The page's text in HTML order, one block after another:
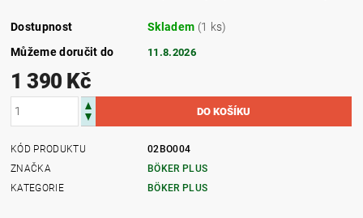
Dostupnost Skladem (1 ks)
Můžeme doručit do
11.8.2026
1 390 Kč
KÓD PRODUKTU
02BO004
ZNAČKA
BÖKER PLUS
KATEGORIE
BÖKER PLUS